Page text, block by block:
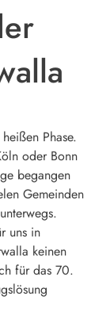
Phase.
oder Bonn
begangen
Gemeinden
uns in
keinen
für das 70.